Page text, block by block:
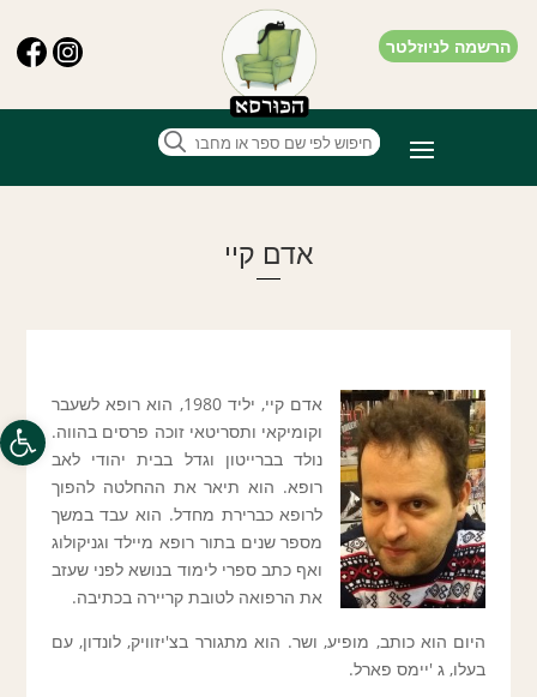
פתח
הרשמה לניוזלטר
אדם קיי
אדם קיי, יליד 1980, הוא רופא לשעבר
וקומיקאי ותסריטאי זוכה פרסים בהווה.
נולד בברייטון וגדל בבית יהודי לאב
רופא. הוא תיאר את ההחלטה להפוך
לרופא כברירת מחדל. הוא עבד במשך
מספר שנים בתור רופא מיילד וגניקולוג
ואף כתב ספרי לימוד בנושא לפני שעזב
את הרפואה לטובת קריירה בכתיבה.
היום הוא כותב, מופיע, ושר. הוא מתגורר בצ'יזוויק, לונדון, עם
בעלו, ג 'יימס פארל.